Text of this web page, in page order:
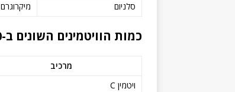
סלניום
מיקרוגרם
כמות הוויטמינים השונים ב-100 גרם ביצה לא מבושלת
מרכיב
ויטמין C